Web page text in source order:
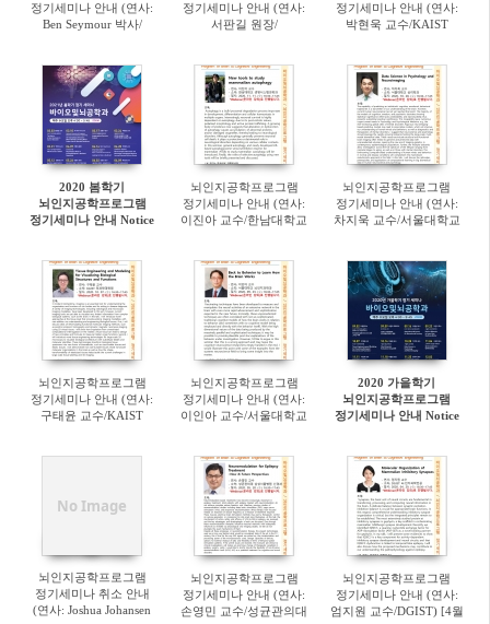
정기세미나 안내 (연사:
Ben Seymour 박사/
Webinar 진행
정기세미나 안내 (연사:
서판길 원장/
진행
정기세미나 안내 (연사:
박현욱 교수/KAIST
Webinar 진행
2020 봄학기
뇌인지공학프로그램
정기세미나 안내 Notice
뇌인지공학프로그램
정기세미나 안내 (연사:
이진아 교수/한남대학교
Webinar 진행
뇌인지공학프로그램
정기세미나 안내 (연사:
차지욱 교수/서울대학교
뇌인지공학프로그램
정기세미나 안내 (연사:
구태윤 교수/KAIST
뇌인지공학프로그램
정기세미나 안내 (연사:
이인아 교수/서울대학교
진행
2020 가을학기
뇌인지공학프로그램
정기세미나 안내 Notice
No Image
뇌인지공학프로그램
정기세미나 취소 안내
(연사: Joshua Johansen
뇌인지공학프로그램
정기세미나 안내 (연사:
손영민 교수/성균관의대
뇌인지공학프로그램
정기세미나 안내 (연사:
엄지원 교수/DGIST) [4월